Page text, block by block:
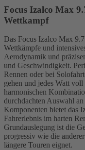
Focus Izalco Max
Wettkampf
Das Focus Izalco Max
Wettkämpfe und
Aerodynamik und
und Geschwindigkeit.
Rennen oder bei
gehen und jedes Watt
harmonischen
durchdachten Auswahl
Komponenten bietet das
Fahrerlebnis im harten
Grundauslegung ist die
progressiv wie die
längere Touren eignet.